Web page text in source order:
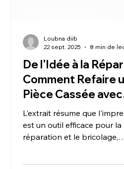
De l'Idée à la
Comment Refaire
Pièce Cassée avec
l'Impression 3D.
L'extrait résume que
est un outil efficace pour la
réparation et le bricolage,
Loubna diib
22 sept. 2025
8 min de